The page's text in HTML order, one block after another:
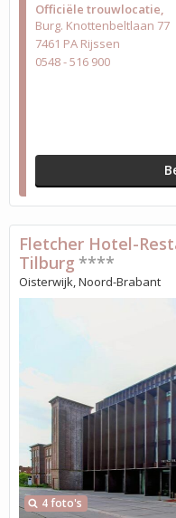
Officiële trouwlocatie
Burg. Knottenbeltlaan 77
7461 PA Rijssen
0548 - 516 900
4 foto's
Fletcher Hotel-
Tilburg ****
Oisterwijk, Noord-Brabant